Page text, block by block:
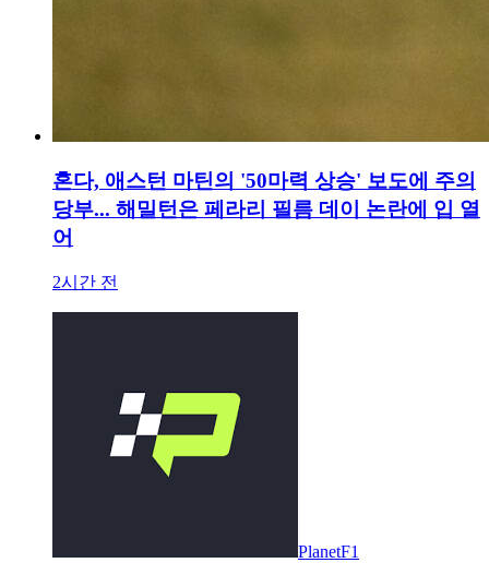
혼다, 애스턴 마틴의 '50마력 상승' 보도에 주의
당부... 해밀턴은 페라리 필름 데이 논란에 입 열
어
2시간 전
PlanetF1